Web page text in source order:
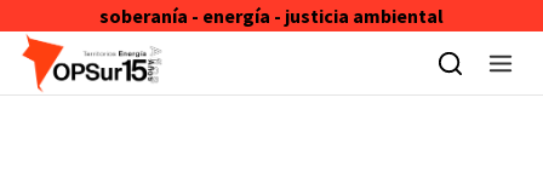
soberanía - energía - justicia ambiental
Skip to content